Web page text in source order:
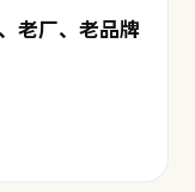
老厂、老品牌